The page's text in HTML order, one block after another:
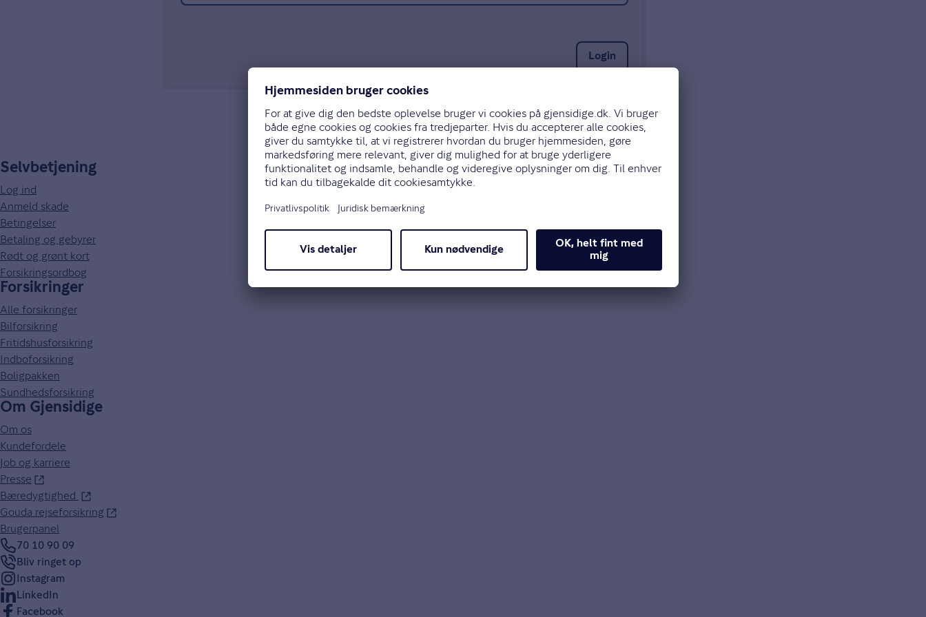
Login
Selvbetjening
Log ind
Anmeld skade
Betingelser
Betaling og gebyrer
Rødt og grønt kort
Forsikringsordbog
Forsikringer
Alle forsikringer
Bilforsikring
Fritidshusforsikring
Indboforsikring
Boligpakken
Sundhedsforsikring
Om Gjensidige
Om os
Kundefordele
Job og karriere
Presse
Bæredygtighed
Gouda rejseforsikring
Brugerpanel
70 10 90 09
Bliv ringet op
Instagram
LinkedIn
Facebook